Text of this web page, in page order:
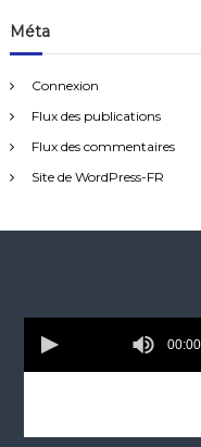
Méta
Connexion
Flux des publications
Flux des commentaires
Site de WordPress-FR